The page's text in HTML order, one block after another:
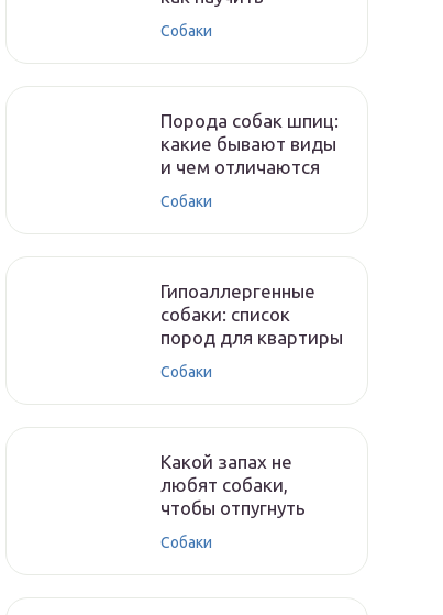
Собаки
Порода собак шпиц:
какие бывают виды
и чем отличаются
Собаки
Гипоаллергенные
собаки: список
пород для квартиры
Собаки
Какой запах не
любят собаки,
чтобы отпугнуть
Собаки